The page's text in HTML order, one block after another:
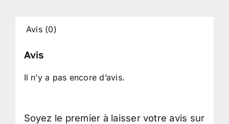
Avis (0)
Avis
Il n’y a pas encore d’avis.
Soyez le premier à laisser votre avis sur